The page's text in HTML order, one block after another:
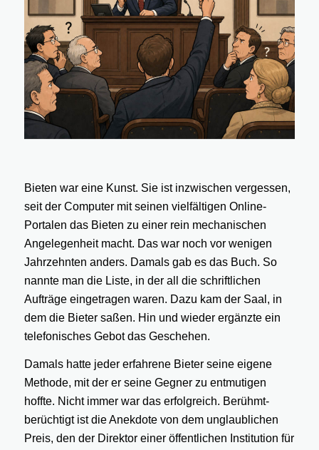
Bieten war eine Kunst. Sie ist inzwischen vergessen,
seit der Computer mit seinen vielfältigen Online-
Portalen das Bieten zu einer rein mechanischen
Angelegenheit macht. Das war noch vor wenigen
Jahrzehnten anders. Damals gab es das Buch. So
nannte man die Liste, in der all die schriftlichen
Aufträge eingetragen waren. Dazu kam der Saal, in
dem die Bieter saßen. Hin und wieder ergänzte ein
telefonisches Gebot das Geschehen.
Damals hatte jeder erfahrene Bieter seine eigene
Methode, mit der er seine Gegner zu entmutigen
hoffte. Nicht immer war das erfolgreich. Berühmt-
berüchtigt ist die Anekdote von dem unglaublichen
Preis, den der Direktor einer öffentlichen Institution für